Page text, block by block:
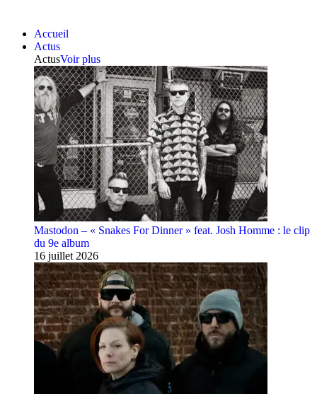
Accueil
Actus
ActusVoir plus
Mastodon – « Snakes For Dinner » feat. Josh Homme : le clip
du 9e album
16 juillet 2026